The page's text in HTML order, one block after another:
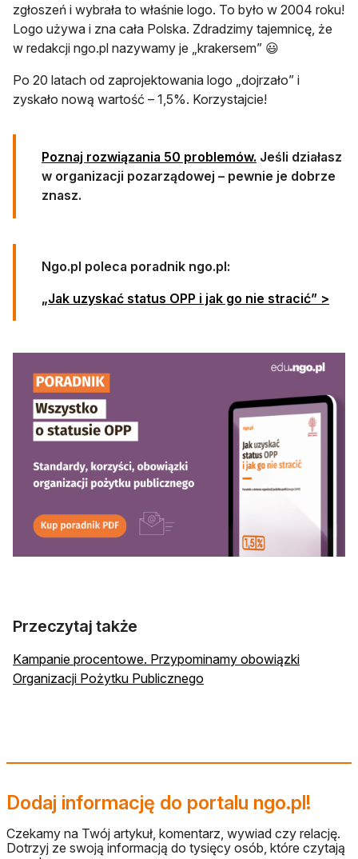
zgłoszeń i wybrała to właśnie logo. To było w 2004 roku!
Logo używa i zna cała Polska. Zdradzimy tajemnicę, że
w redakcji ngo.pl nazywamy je „krakersem” 😃
Po 20 latach od zaprojektowania logo „dojrzało” i
zyskało nową wartość – 1,5%. Korzystajcie!
Poznaj rozwiązania 50 problemów. Jeśli działasz
w organizacji pozarządowej – pewnie je dobrze
znasz.
Ngo.pl poleca poradnik ngo.pl:
„Jak uzyskać status OPP i jak go nie stracić” >
Przeczytaj także
Kampanie procentowe. Przypominamy obowiązki
Organizacji Pożytku Publicznego
Dodaj informację do portalu ngo.pl!
Czekamy na Twój artykuł, komentarz, wywiad czy relację.
Dotrzyj ze swoją informacją do tysięcy osób, które czytają